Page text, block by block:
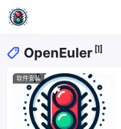
OpenEuler [1]
软件安装